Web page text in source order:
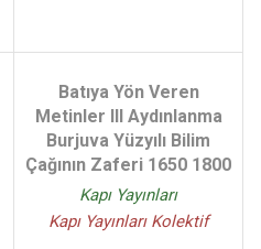
Batıya Yön Veren
Metinler III Aydınlanma
Burjuva Yüzyılı Bilim
Çağının Zaferi 1650 1800
Kapı Yayınları
Kapı Yayınları Kolektif